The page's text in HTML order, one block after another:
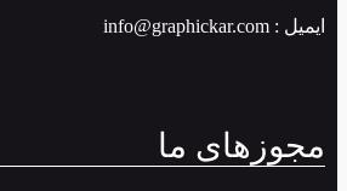
ایمیل : info@graphickar.com
مجوزهای ما